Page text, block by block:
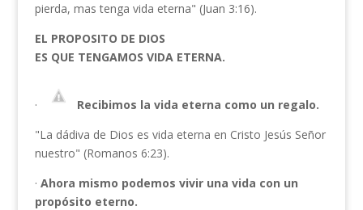
pierda, mas tenga vida eterna" (Juan 3:16).
EL PROPOSITO DE DIOS
ES QUE TENGAMOS VIDA ETERNA.
·
Recibimos la vida eterna como un regalo.
"La dádiva de Dios es vida eterna en Cristo Jesús Señor
nuestro" (Romanos 6:23).
· Ahora mismo podemos vivir una vida con un
propósito eterno.